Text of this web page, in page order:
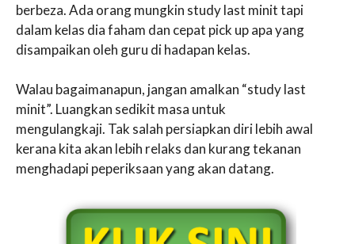
berbeza. Ada orang mungkin study last minit tapi
dalam kelas dia faham dan cepat pick up apa yang
disampaikan oleh guru di hadapan kelas.
Walau bagaimanapun, jangan amalkan “study last
minit”. Luangkan sedikit masa untuk
mengulangkaji. Tak salah persiapkan diri lebih awal
kerana kita akan lebih relaks dan kurang tekanan
menghadapi peperiksaan yang akan datang.